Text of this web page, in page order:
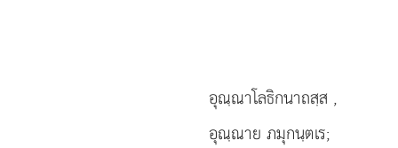
อุณฺณาโลธิกนาถสฺส ,
อุณฺณาย ภมุกนฺตเร;